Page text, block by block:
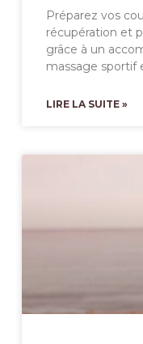
Préparez vos
récupération et
grâce à un
massage sportif
LIRE LA SUITE »